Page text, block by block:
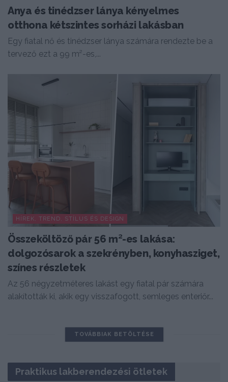
Anya és tinédzser lánya kényelmes
otthona kétszintes sorházi lakásban
Egy fiatal nő és tinédzser lánya számára rendezte be a
tervező ezt a 99 m²-es,...
HÍREK, TREND, STÍLUS ÉS DESIGN
Összeköltöző pár 56 m²-es lakása:
dolgozósarok a szekrényben, konyhasziget,
színes részletek
Az 56 négyzetméteres lakást egy fiatal pár számára
alakították ki, akik egy visszafogott, semleges enteriőr...
TOVÁBBIAK BETÖLTÉSE
Praktikus lakberendezési ötletek